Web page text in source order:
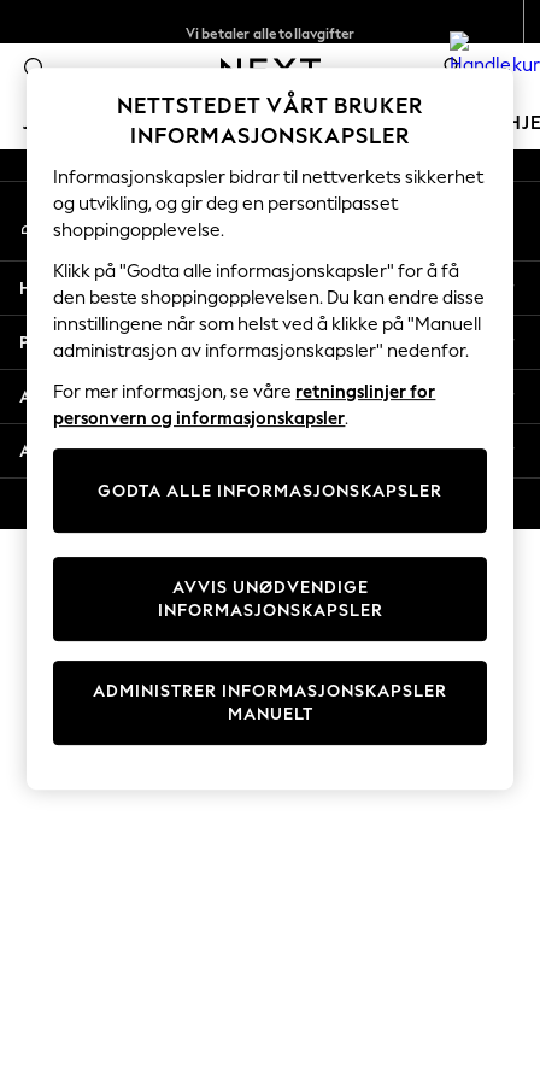
Vi betaler alle tollavgifter
0
JENTER GUTTER BABY KVINNER
GIRLS
New In
50 - 92cm
98 - 110cm
116 - 134cm
140 - 174cm
Trending: Top & Short Sets
Trending: Clogs
Toy Story
THE SET
Coats & Jackets
Sweatshirts & Hoodies
Knitwear
Cardigans
Dresses
Sets & Outfits
T-Shirts
An error occurred on client
Våre sosiale nettverk
Min konto
Logg inn på kontoen din
Hjelp
Personvern & Juridisk
Avdelinger
Andre tjenester
NETTSTEDET VÅRT BRUKER
INFORMASJONSKAPSLER
Informasjonskapsler bidrar til nettverkets sikkerhet
og utvikling, og gir deg en persontilpasset
shoppingopplevelse.
Klikk på "Godta alle informasjonskapsler" for å få
den beste shoppingopplevelsen. Du kan endre disse
innstillingene når som helst ved å klikke på "Manuell
administrasjon av informasjonskapsler" nedenfor.
For mer informasjon, se våre retningslinjer for
personvern og informasjonskapsler.
GODTA ALLE INFORMASJONSKAPSLER
ADMINISTRER INFORMASJONSKAPSLER
MANUELT
AVVIS UNØDVENDIGE
INFORMASJONSKAPSLER